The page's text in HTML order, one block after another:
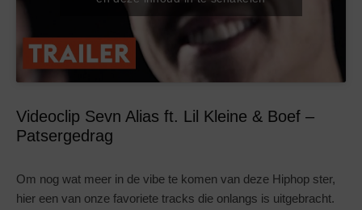
Videoclip Sevn Alias ft. Lil Kleine & Boef –
Patsergedrag
Om nog wat meer in de vibe te komen van deze Hiphop ster,
hier een van onze favoriete tracks die onlangs is uitgebracht.